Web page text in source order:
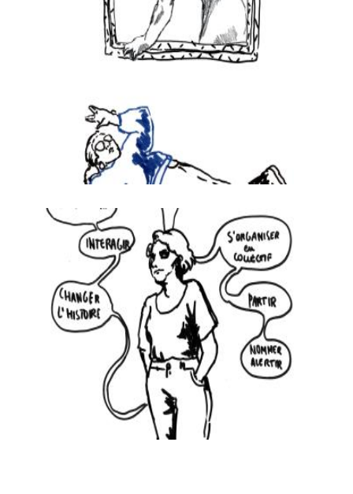
© Sara Sangiorgio